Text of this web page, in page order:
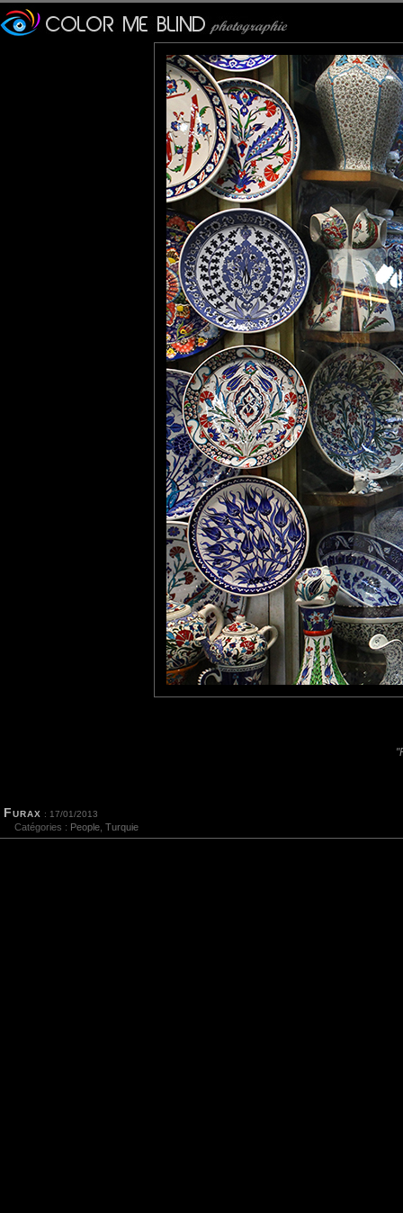
Furax : 17/01/2013
Catégories : People Turquie
Même son téléphone et son rouleau de scotch sont bleus !
La photo prise dans le Grand Bazar d'Istanbul.
Il est l'un des plus grands bazars au monde avec 58 rues
La partie la plus ancienne de ce gigantesque marché couvert
Ce bazar est un peu l'ancêtre de nos centres commerciaux.
Ma couleur ;) Jolie compo et très belles teints dominantes !
: 18/01/2013
Un embarras du choix bien mis en valeur.
: 20/01/2013
Encore une fois, quel coup d'oeil. Magnifique, ça donne un
: 26/01/2013
Très sympa le monsieur dans sa vitrine et son monde en bleu.
Laisser un commentaire
Nom
E-mail
Site